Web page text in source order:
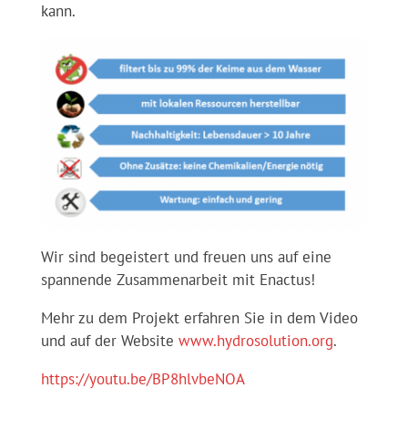
kann.
Wir sind begeistert und freuen uns auf eine
spannende Zusammenarbeit mit Enactus!
Mehr zu dem Projekt erfahren Sie in dem Video
und auf der Website www.hydrosolution.org.
https://youtu.be/BP8hlvbeNOA